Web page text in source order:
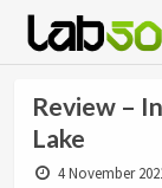
Review –
Lake
4 November